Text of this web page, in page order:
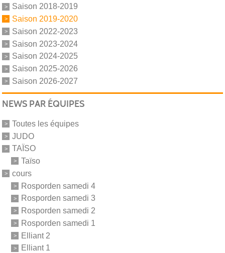
Saison 2018-2019
Saison 2019-2020
Saison 2022-2023
Saison 2023-2024
Saison 2024-2025
Saison 2025-2026
Saison 2026-2027
NEWS PAR ÉQUIPES
Toutes les équipes
JUDO
TAÏSO
Taïso
cours
Rosporden samedi 4
Rosporden samedi 3
Rosporden samedi 2
Rosporden samedi 1
Elliant 2
Elliant 1